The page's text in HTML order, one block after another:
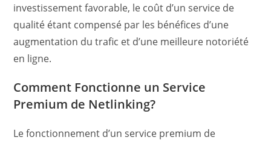
investissement favorable, le coût d’un service de
qualité étant compensé par les bénéfices d’une
augmentation du trafic et d’une meilleure notoriété
en ligne.
Comment Fonctionne un Service
Premium de Netlinking?
Le fonctionnement d’un service premium de